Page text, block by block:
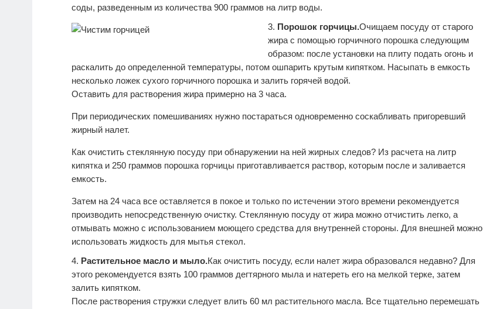
соды, разведенным из количества 900 граммов на литр воды.
Порошок горчицы.Очищаем посуду от старого
жира с помощью горчичного порошка следующим
образом: после установки на плиту подать огонь и
раскалить до определенной температуры, потом ошпарить крутым кипятком. Насыпать в емкость
несколько ложек сухого горчичного порошка и залить горячей водой.
Оставить для растворения жира примерно на 3 часа.
При периодических помешиваниях нужно постараться одновременно соскабливать пригоревший
жирный налет.
Как очистить стеклянную посуду при обнаружении на ней жирных следов? Из расчета на литр
кипятка и 250 граммов порошка горчицы приготавливается раствор, которым после и заливается
емкость.
Затем на 24 часа все оставляется в покое и только по истечении этого времени рекомендуется
производить непосредственную очистку. Стеклянную посуду от жира можно отчистить легко, а
отмывать можно с использованием моющего средства для внутренней стороны. Для внешней можно
использовать жидкость для мытья стекол.
Растительное масло и мыло.Как очистить посуду, если налет жира образовался недавно? Для
этого рекомендуется взять 100 граммов дегтярного мыла и натереть его на мелкой терке, затем
залить кипятком.
После растворения стружки следует влить 60 мл растительного масла. Все тщательно перемешать